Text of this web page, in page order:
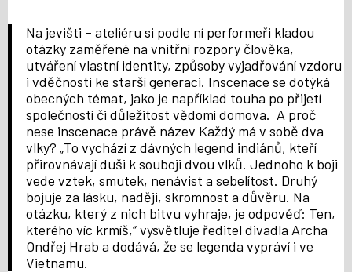
Na jevišti – ateliéru si podle ní performeři kladou
otázky zaměřené na vnitřní rozpory člověka,
utváření vlastní identity, způsoby vyjadřování vzdoru
i vděčnosti ke starší generaci. Inscenace se dotýká
obecných témat, jako je například touha po přijetí
společností či důležitost vědomí domova. A proč
nese inscenace právě název Každý má v sobě dva
vlky? „To vychází z dávných legend indiánů, kteří
přirovnávají duši k souboji dvou vlků. Jednoho k boji
vede vztek, smutek, nenávist a sebelítost. Druhý
bojuje za lásku, naději, skromnost a důvěru. Na
otázku, který z nich bitvu vyhraje, je odpověď: Ten,
kterého víc krmíš,“ vysvětluje ředitel divadla Archa
Ondřej Hrab a dodává, že se legenda vypráví i ve
Vietnamu.